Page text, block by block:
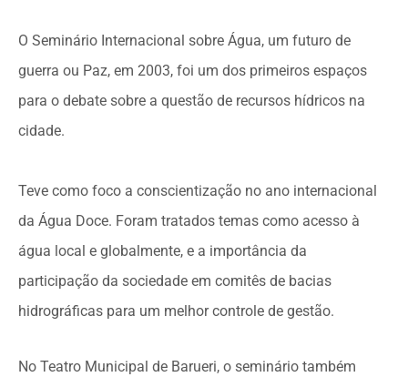
O Seminário Internacional sobre Água, um futuro de
guerra ou Paz, em 2003, foi um dos primeiros espaços
para o debate sobre a questão de recursos hídricos na
cidade.
Teve como foco a conscientização no ano internacional
da Água Doce. Foram tratados temas como acesso à
água local e globalmente, e a importância da
participação da sociedade em comitês de bacias
hidrográficas para um melhor controle de gestão.
No Teatro Municipal de Barueri, o seminário também